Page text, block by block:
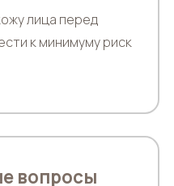
лица перед
к минимуму риск
вопросы